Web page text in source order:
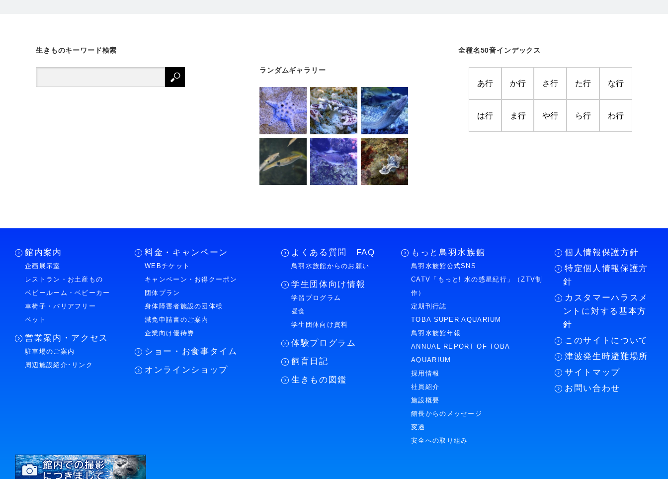
生きものキーワード検索 全種名50音インデックス
あ行 か行 さ行 た行 な行
は行 ま行 や行 ら行 わ行
ランダムギャラリー
館内案内
企画展示室
レストラン・お土産もの
ベビールーム・ベビーカー
車椅子・バリアフリー
ペット
営業案内・アクセス
駐車場のご案内
周辺施設紹介･リンク
料金・キャンペーン
WEBチケット
キャンペーン・お得クーポン
団体プラン
身体障害者施設の団体様
減免申請書のご案内
企業向け優待券
ショー・お食事タイム
オンラインショップ
よくある質問 FAQ
鳥羽水族館からのお願い
学生団体向け情報
学習プログラム
昼食
学生団体向け資料
体験プログラム
飼育日記
生きもの図鑑
もっと鳥羽水族館
鳥羽水族館公式SNS
CATV「もっと! 水の惑星紀行」（ZTV制
作）
定期刊行誌
TOBA SUPER AQUARIUM
鳥羽水族館年報
ANNUAL REPORT OF TOBA
AQUARIUM
採用情報
社員紹介
施設概要
館長からのメッセージ
変遷
安全への取り組み
個人情報保護方針
特定個人情報保護方
針
カスタマーハラスメ
ントに対する基本方
針
このサイトについて
津波発生時避難場所
サイトマップ
お問い合わせ